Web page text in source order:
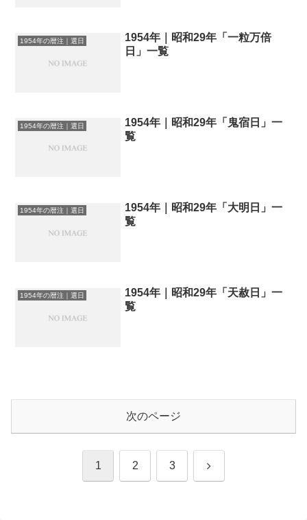
1954年の暦注｜選日
1954年｜昭和29年「一粒万倍
日」一覧
1954年の暦注｜選日
1954年｜昭和29年「鬼宿日」一
覧
1954年の暦注｜選日
1954年｜昭和29年「大明日」一
覧
1954年の暦注｜選日
1954年｜昭和29年「天赦日」一
覧
次のページ
1 2 3 次